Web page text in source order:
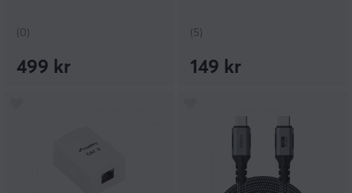
(0)
499 kr
(5)
149 kr